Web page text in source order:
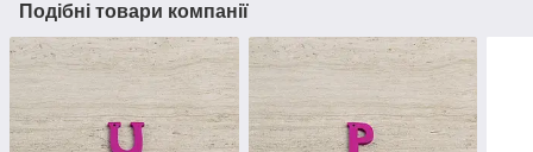
Подібні товари компанії